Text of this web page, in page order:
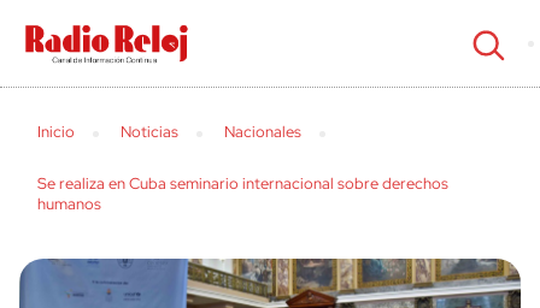
cerrar
Inicio Noticias Nacionales
Se realiza en Cuba seminario internacional sobre derechos
humanos